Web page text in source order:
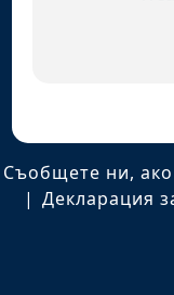
Съобщете ни,
| Декларация